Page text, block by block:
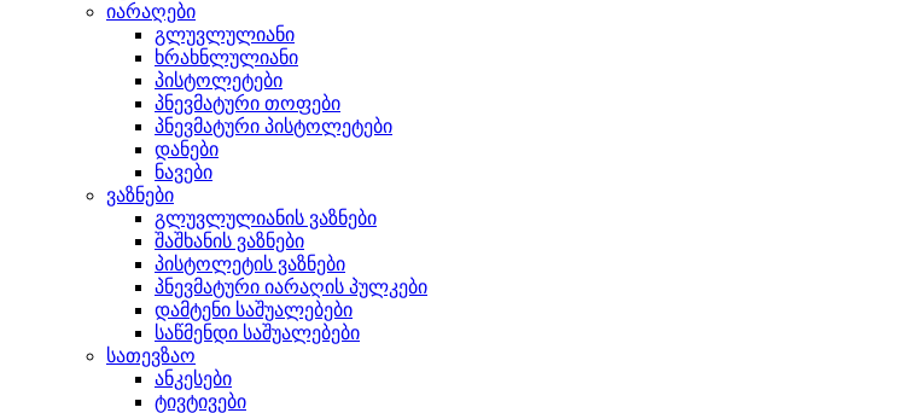
იარაღები
გლუვლულიანი
ხრახნლულიანი
პისტოლეტები
პნევმატური თოფები
პნევმატური პისტოლეტები
დანები
ნავები
ვაზნები
გლუვლულიანის ვაზნები
შაშხანის ვაზნები
პისტოლეტის ვაზნები
პნევმატური იარაღის პულკები
დამტენი საშუალებები
საწმენდი საშუალებები
სათევზაო
ანკესები
ტივტივები